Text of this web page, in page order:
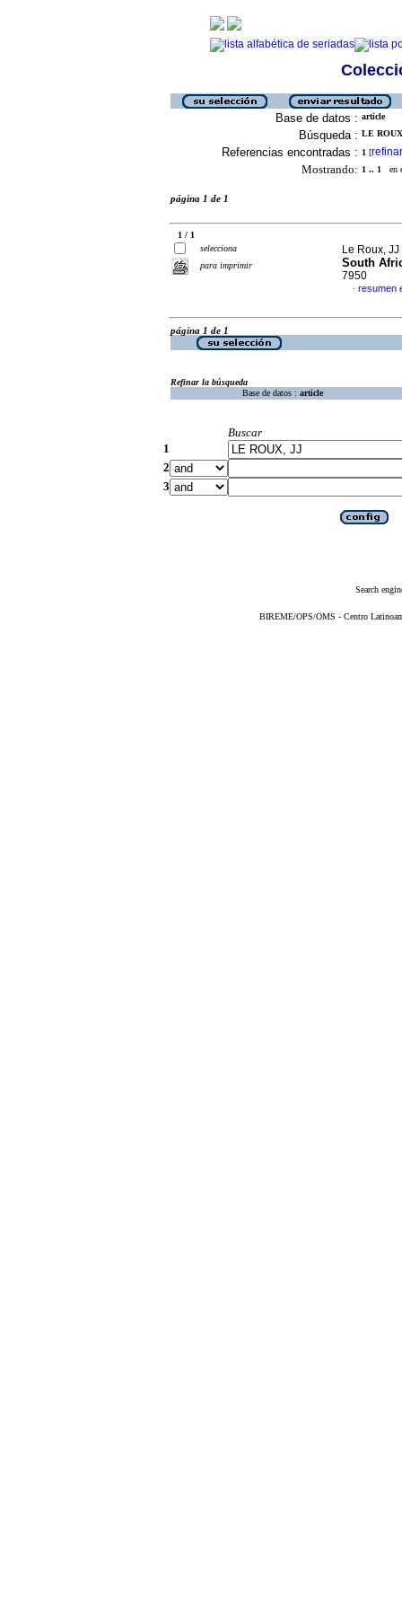
Base de datos : article
Búsqueda : LE
Referencias encontradas : 1 [refinar
Mostrando: 1 .. 1 en
página 1 de 1
1 / 1
selecciona
para imprimir
Le Roux,
South
7950
· resumen
página 1 de 1
Refinar la búsqueda
Base de datos : article
Buscar
1
2
3
Search
BIREME/OPS/OMS - Centro